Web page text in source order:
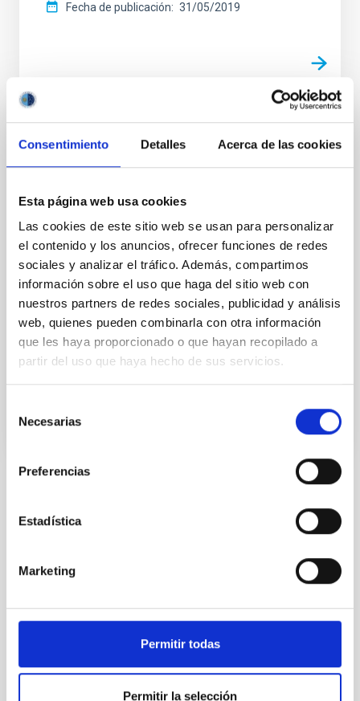
Consentimiento Detalles Acerca de las cookies
Esta página web usa cookies
Las cookies de este sitio web se usan para personalizar
el contenido y los anuncios, ofrecer funciones de redes
sociales y analizar el tráfico. Además, compartimos
información sobre el uso que haga del sitio web con
nuestros partners de redes sociales, publicidad y análisis
web, quienes pueden combinarla con otra información
que les haya proporcionado o que hayan recopilado a
partir del uso que haya hecho de sus servicios.
Necesarias
Preferencias
Estadística
Marketing
Permitir todas
Permitir la selección
Fecha de publicación 31/05/2019
IV Curso Internacional de Verano
Islands”
“Las Estrellas y sus planetas” es la temática elegida
para la cuarta edición de este curso de formación
destinado a profesorado no universitario, que se
celebrará del 30 de julio al 3 de agosto, en la sede
central del IAC, en La Laguna (Tenerife).La matrícula
es gratuita para el profesorado español y
permanecerá abierta hasta el 15 de julio o hasta
completar aforo.
NOTA DE PRENSA
Astrofísica Divulgación
Profesorado